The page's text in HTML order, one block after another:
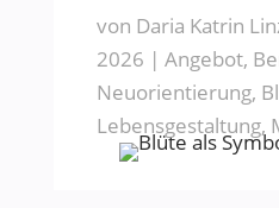
von Daria Katrin
2026 | Angebot,
Neuorientierung,
Lebensgestaltung,